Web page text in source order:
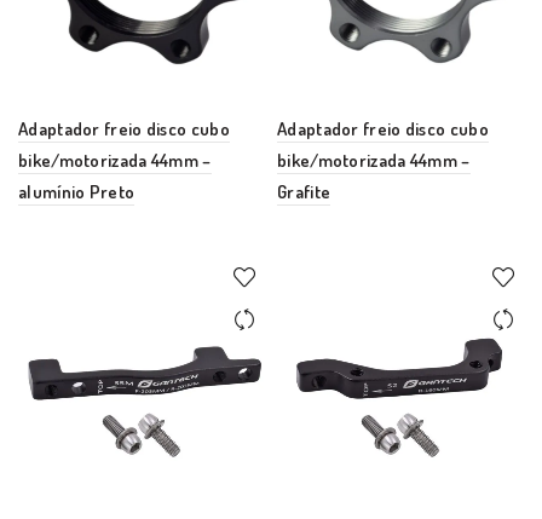
Adaptador freio disco cubo
bike/motorizada 44mm –
alumínio Preto
Adaptador freio disco cubo
bike/motorizada 44mm –
Grafite